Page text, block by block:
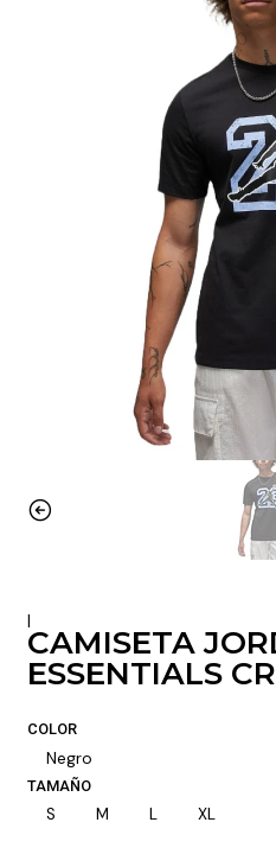
|
CAMISETA
ESSENTIALS
COLOR
Negro
TAMAÑO
S M L XL